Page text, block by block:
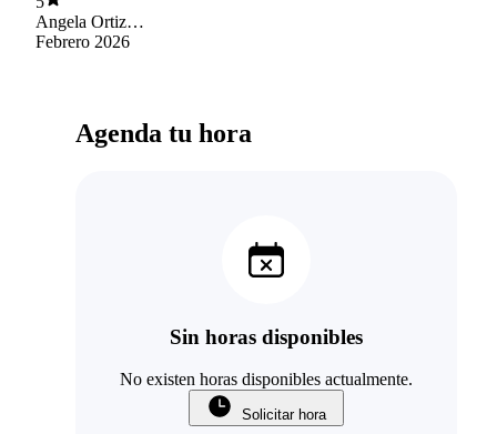
especialistas para sacar conclusiones. Gracias
doctora Brenda T.
Angela Ortiz
Morales
Febrero 2026
Agenda tu hora
Sin horas disponibles
No existen horas disponibles actualmente.
Solicitar hora